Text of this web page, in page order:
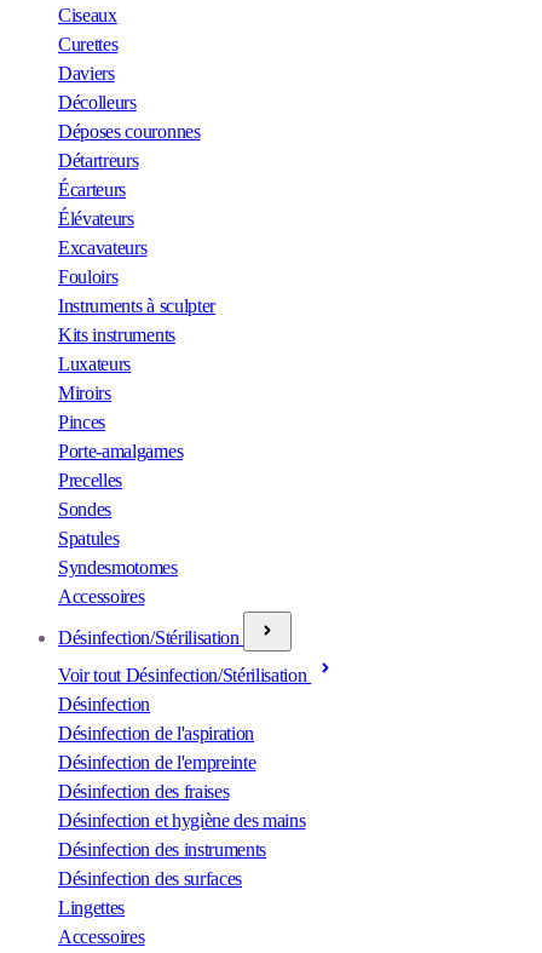
Ciseaux
Curettes
Daviers
Décolleurs
Déposes couronnes
Détartreurs
Écarteurs
Élévateurs
Excavateurs
Fouloirs
Instruments à sculpter
Kits instruments
Luxateurs
Miroirs
Pinces
Porte-amalgames
Precelles
Sondes
Spatules
Syndesmotomes
Accessoires
Désinfection/Stérilisation
Voir tout Désinfection/Stérilisation
Désinfection
Désinfection de l'aspiration
Désinfection de l'empreinte
Désinfection des fraises
Désinfection et hygiène des mains
Désinfection des instruments
Désinfection des surfaces
Lingettes
Accessoires